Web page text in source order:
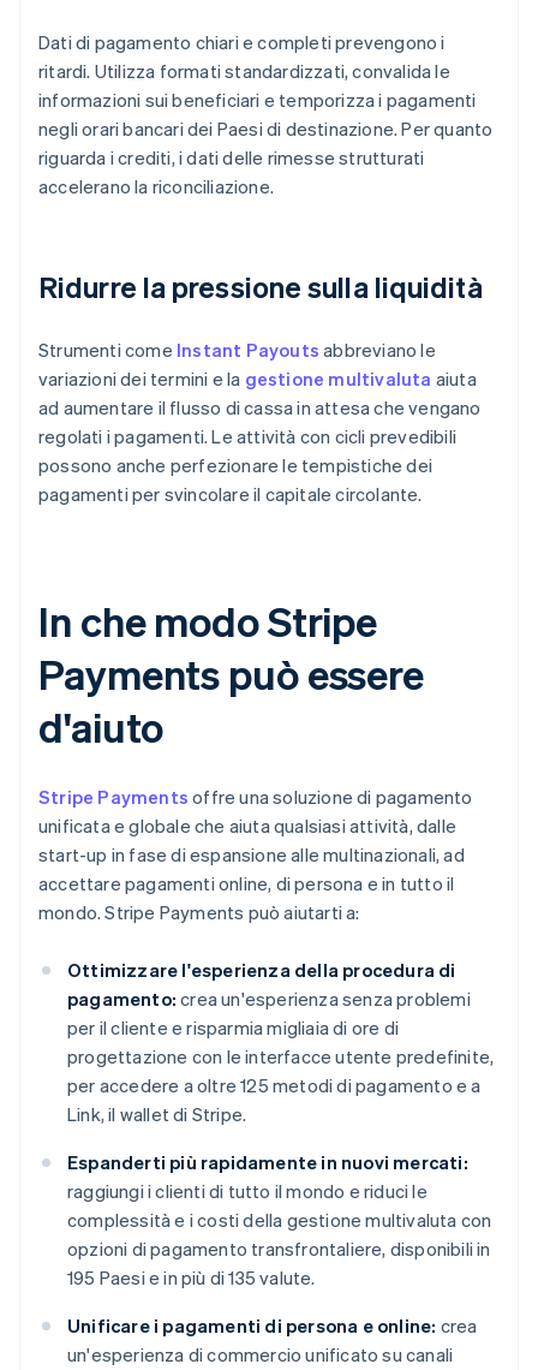
Dati di pagamento chiari e completi prevengono i
ritardi. Utilizza formati standardizzati, convalida le
informazioni sui beneficiari e temporizza i pagamenti
negli orari bancari dei Paesi di destinazione. Per quanto
riguarda i crediti, i dati delle rimesse strutturati
accelerano la riconciliazione.
Ridurre la pressione sulla liquidità
Strumenti come Instant Payouts abbreviano le
variazioni dei termini e la gestione multivaluta aiuta
ad aumentare il flusso di cassa in attesa che vengano
regolati i pagamenti. Le attività con cicli prevedibili
possono anche perfezionare le tempistiche dei
pagamenti per svincolare il capitale circolante.
In che modo Stripe
Payments può essere
d'aiuto
Stripe Payments offre una soluzione di pagamento
unificata e globale che aiuta qualsiasi attività, dalle
start-up in fase di espansione alle multinazionali, ad
accettare pagamenti online, di persona e in tutto il
mondo. Stripe Payments può aiutarti a:
Ottimizzare l'esperienza della procedura di
pagamento: crea un'esperienza senza problemi
per il cliente e risparmia migliaia di ore di
progettazione con le interfacce utente predefinite,
per accedere a oltre 125 metodi di pagamento e a
Link, il wallet di Stripe.
Espanderti più rapidamente in nuovi mercati:
raggiungi i clienti di tutto il mondo e riduci le
complessità e i costi della gestione multivaluta con
opzioni di pagamento transfrontaliere, disponibili in
195 Paesi e in più di 135 valute.
Unificare i pagamenti di persona e online: crea
un'esperienza di commercio unificato su canali